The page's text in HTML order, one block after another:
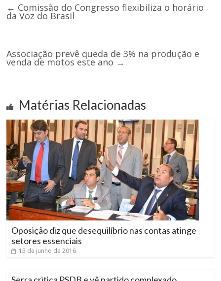
← Comissão do Congresso flexibiliza o horário
da Voz do Brasil
Associação prevê queda de 3% na produção e
venda de motos este ano →
Matérias Relacionadas
Oposição diz que desequilíbrio nas contas atinge
setores essenciais
15 de junho de 2016